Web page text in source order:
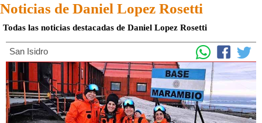
Noticias de Daniel Lopez Rosetti
Todas las noticias destacadas de Daniel Lopez Rosetti
San Isidro